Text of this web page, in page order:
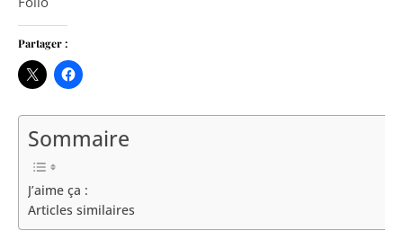
Partager :
Sommaire
J’aime ça :
Articles similaires